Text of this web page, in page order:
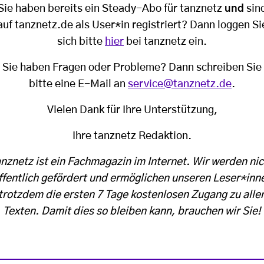
haben bereits ein Steady-Abo für tanznetz und
tanznetz.de als User*in registriert? Dann loggen
sich bitte hier bei tanznetz ein.
Sie haben Fragen oder Probleme? Dann schreiben Sie
bitte eine E-Mail an service@tanznetz.de.
Vielen Dank für Ihre Unterstützung,
Ihre tanznetz Redaktion.
ist ein Fachmagazin im Internet. Wir werden
gefördert und ermöglichen unseren
die ersten 7 Tage kostenlosen Zugang zu
Texten. Damit dies so bleiben kann, brauchen wir Sie!